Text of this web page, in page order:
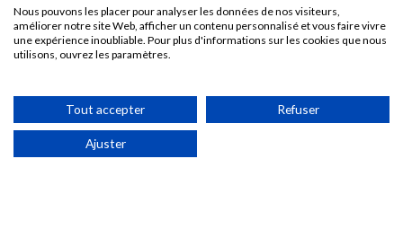
Kit médias
Nous rejoindre
Les avantages d’adhérer à France Biotech
Accès adhérent
Nous pouvons les placer pour analyser les données de nos visiteurs,
améliorer notre site Web, afficher un contenu personnalisé et vous faire vivre
une expérience inoubliable. Pour plus d'informations sur les cookies que nous
utilisons, ouvrez les paramètres.
Tout accepter Refuser
Ajuster